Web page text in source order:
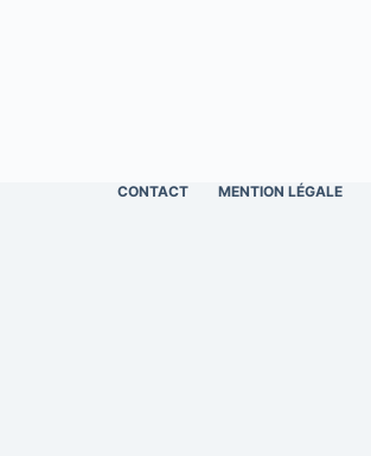
CONTACT MENTION LÉGALE